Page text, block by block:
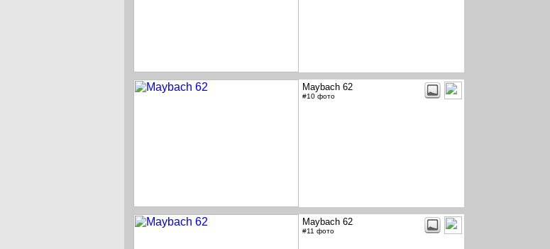
Maybach 62
#10 фото
Maybach 62
#11 фото